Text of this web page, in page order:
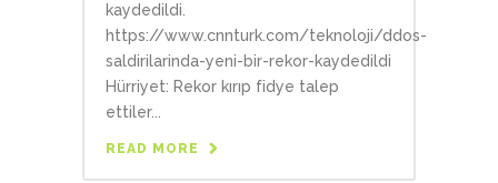
kaydedildi.
https://www.cnnturk.com/teknoloji/ddos-
saldirilarinda-yeni-bir-rekor-kaydedildi
Hürriyet: Rekor kırıp fidye talep
ettiler...
READ MORE